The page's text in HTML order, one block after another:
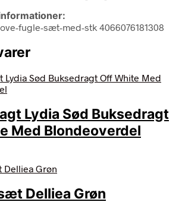
fugle-sæt-med-stk 4066076181308
Lydia Sød Buksedragt
Med Blondeoverdel
Delliea Grøn